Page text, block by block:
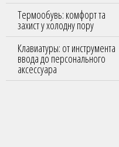
Термообувь: комфорт та
захист у холодну пору
Клавиатуры: от инструмента
ввода до персонального
аксессуара